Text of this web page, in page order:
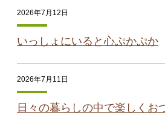
2026年7月12日
いっしょにいると心ぷかぷか
2026年7月11日
日々の暮らしの中で楽しくお